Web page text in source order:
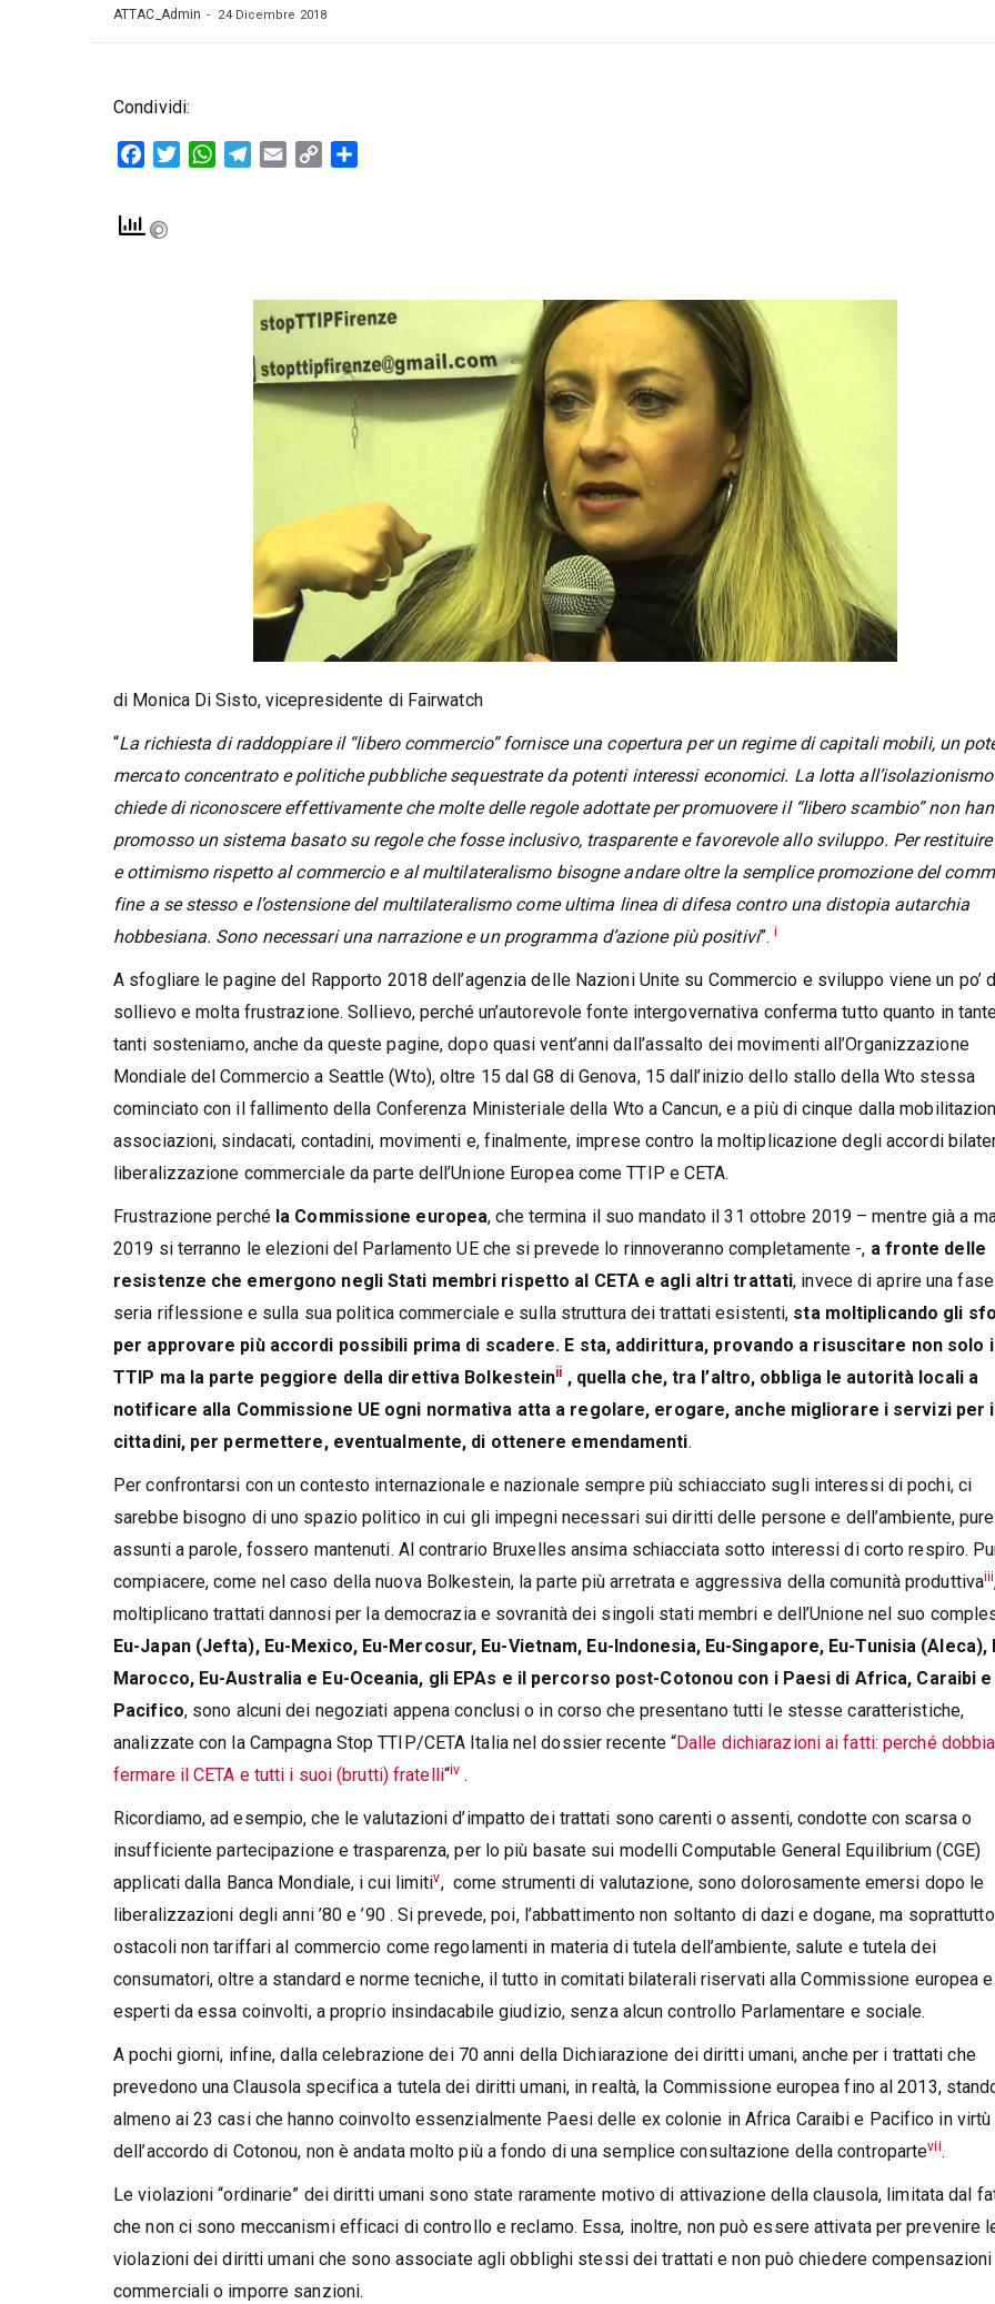
ATTAC_Admin 24 Dicembre 2018
Condividi:
FacebookTwitterWhatsAppTelegram
Email
Copy
di Monica Di Sisto, vicepresidente di Fairwatch
“La richiesta di raddoppiare il “libero commercio” fornisce una copertura per un regime di capitali mobili, un
mercato concentrato e politiche pubbliche sequestrate da potenti interessi economici. La lotta
chiede di riconoscere effettivamente che molte delle regole adottate per promuovere il “libero scambio” non
promosso un sistema basato su regole che fosse inclusivo, trasparente e favorevole allo sviluppo. Per
e ottimismo rispetto al commercio e al multilateralismo bisogne andare oltre la semplice promozione del
fine a se stesso e l’ostensione del multilateralismo come ultima linea di difesa contro una distopia autarchia
hobbesiana. Sono necessari una narrazione e un programma d’azione più positivi”.i
A sfogliare le pagine del Rapporto 2018 dell’agenzia delle Nazioni Unite su Commercio e sviluppo viene un po’
sollievo e molta frustrazione. Sollievo, perché un’autorevole fonte intergovernativa conferma tutto quanto in
tanti sosteniamo, anche da queste pagine, dopo quasi vent’anni dall’assalto dei movimenti all’Organizzazione
Mondiale del Commercio a Seattle (Wto), oltre 15 dal G8 di Genova, 15 dall’inizio dello stallo della Wto stessa
cominciato con il fallimento della Conferenza Ministeriale della Wto a Cancun, e a più di cinque dalla
associazioni, sindacati, contadini, movimenti e, finalmente, imprese contro la moltiplicazione degli accordi
liberalizzazione commerciale da parte dell’Unione Europea come TTIP e CETA.
Frustrazione perché la Commissione europea, che termina il suo mandato il 31 ottobre 2019 – mentre già a
2019 si terranno le elezioni del Parlamento UE che si prevede lo rinnoveranno completamente -, a fronte delle
resistenze che emergono negli Stati membri rispetto al CETA e agli altri trattati, invece di aprire una
seria riflessione e sulla sua politica commerciale e sulla struttura dei trattati esistenti, sta moltiplicando gli
per approvare più accordi possibili prima di scadere. E sta, addirittura, provando a risuscitare non solo il
TTIP ma la parte peggiore della direttiva Bolkesteinii , quella che, tra l’altro, obbliga le autorità locali a
notificare alla Commissione UE ogni normativa atta a regolare, erogare, anche migliorare i servizi per i
cittadini, per permettere, eventualmente, di ottenere emendamenti.
Per confrontarsi con un contesto internazionale e nazionale sempre più schiacciato sugli interessi di pochi, ci
sarebbe bisogno di uno spazio politico in cui gli impegni necessari sui diritti delle persone e dell’ambiente, pure
assunti a parole, fossero mantenuti. Al contrario Bruxelles ansima schiacciata sotto interessi di corto respiro.
compiacere, come nel caso della nuova Bolkestein, la parte più arretrata e aggressiva della comunità produttivaiii
moltiplicano trattati dannosi per la democrazia e sovranità dei singoli stati membri e dell’Unione nel suo
Eu-Japan (Jefta), Eu-Mexico, Eu-Mercosur, Eu-Vietnam, Eu-Indonesia, Eu-Singapore, Eu-Tunisia (Aleca),
Marocco, Eu-Australia e Eu-Oceania, gli EPAs e il percorso post-Cotonou con i Paesi di Africa, Caraibi e
Pacifico, sono alcuni dei negoziati appena conclusi o in corso che presentano tutti le stesse caratteristiche,
analizzate con la Campagna Stop TTIP/CETA Italia nel dossier recente “Dalle dichiarazioni ai fatti: perché
fermare il CETA e tutti i suoi (brutti) fratelli“iv .
Ricordiamo, ad esempio, che le valutazioni d’impatto dei trattati sono carenti o assenti, condotte con scarsa o
insufficiente partecipazione e trasparenza, per lo più basate sui modelli Computable General Equilibrium (CGE)
applicati dalla Banca Mondiale, i cui limitiv, come strumenti di valutazione, sono dolorosamente emersi dopo le
liberalizzazioni degli anni ’80 e ’90 . Si prevede, poi, l’abbattimento non soltanto di dazi e dogane, ma
ostacoli non tariffari al commercio come regolamenti in materia di tutela dell’ambiente, salute e tutela dei
consumatori, oltre a standard e norme tecniche, il tutto in comitati bilaterali riservati alla Commissione europea
esperti da essa coinvolti, a proprio insindacabile giudizio, senza alcun controllo Parlamentare e sociale.
A pochi giorni, infine, dalla celebrazione dei 70 anni della Dichiarazione dei diritti umani, anche per i trattati che
prevedono una Clausola specifica a tutela dei diritti umani, in realtà, la Commissione europea fino al 2013,
almeno ai 23 casi che hanno coinvolto essenzialmente Paesi delle ex colonie in Africa Caraibi e Pacifico in virtù
dell’accordo di Cotonou, non è andata molto più a fondo di una semplice consultazione della contropartevii.
Le violazioni “ordinarie” dei diritti umani sono state raramente motivo di attivazione della clausola, limitata dal
che non ci sono meccanismi efficaci di controllo e reclamo. Essa, inoltre, non può essere attivata per prevenire
violazioni dei diritti umani che sono associate agli obblighi stessi dei trattati e non può chiedere compensazioni
commerciali o imporre sanzioni.